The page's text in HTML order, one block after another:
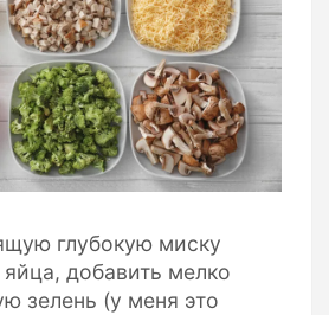
глубокую миску
яйца, добавить мелко
зелень (у меня это